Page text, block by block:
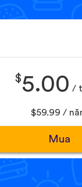
$5.00 /
$59.99 /
Mua